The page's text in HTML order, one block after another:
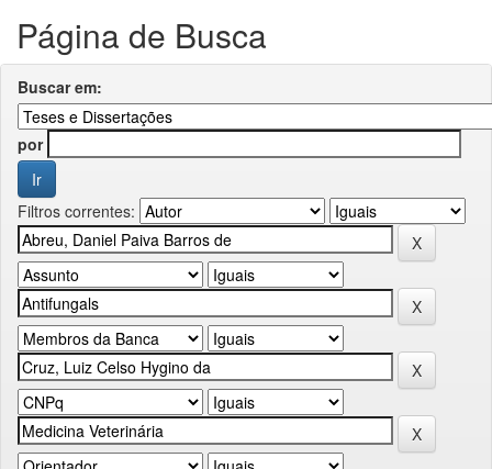
Página de Busca
Buscar em:
por
Filtros correntes: